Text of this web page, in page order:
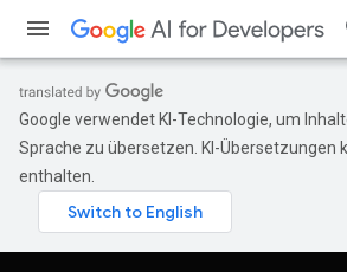
Google verwendet KI-Technologie, um
Sprache zu übersetzen. KI-Übersetzungen
enthalten.